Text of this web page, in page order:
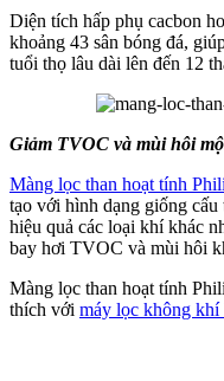
Diện tích hấp phụ cacbon
khoảng 43 sân bóng đá,
tuổi thọ lâu dài lên đến 12
Giảm TVOC và mùi hôi
Màng lọc than hoạt tính
tạo với hình dạng giống
hiệu quả các loại khí khác
bay hơi TVOC và mùi hôi
Màng lọc than hoạt tính
thích với máy lọc không